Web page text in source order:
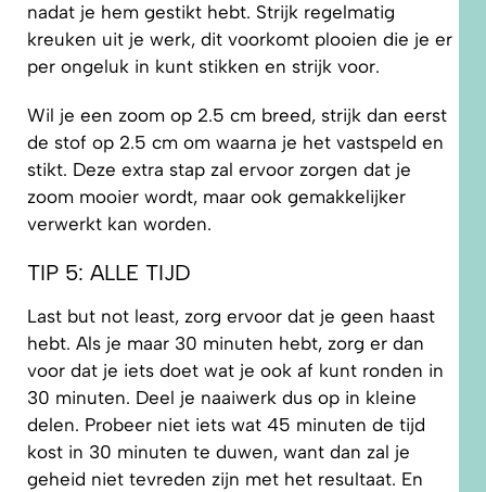
nadat je hem gestikt hebt. Strijk regelmatig
kreuken uit je werk, dit voorkomt plooien die je er
per ongeluk in kunt stikken en strijk voor.
Wil je een zoom op 2.5 cm breed, strijk dan eerst
de stof op 2.5 cm om waarna je het vastspeld en
stikt. Deze extra stap zal ervoor zorgen dat je
zoom mooier wordt, maar ook gemakkelijker
verwerkt kan worden.
TIP 5: ALLE TIJD
Last but not least, zorg ervoor dat je geen haast
hebt. Als je maar 30 minuten hebt, zorg er dan
voor dat je iets doet wat je ook af kunt ronden in
30 minuten. Deel je naaiwerk dus op in kleine
delen. Probeer niet iets wat 45 minuten de tijd
kost in 30 minuten te duwen, want dan zal je
geheid niet tevreden zijn met het resultaat. En